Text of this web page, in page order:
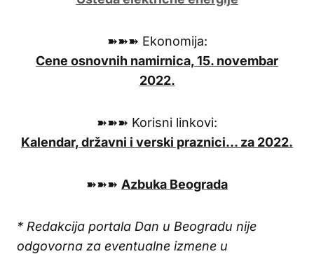
➽➽➽ Ekonomija:
Cene osnovnih namirnica, 15. novembar
2022.
➽➽➽ Korisni linkovi:
Kalendar, državni i verski praznici… za 2022.
➽➽➽ Azbuka Beograda
* Redakcija portala Dan u Beogradu nije
odgovorna za eventualne izmene u